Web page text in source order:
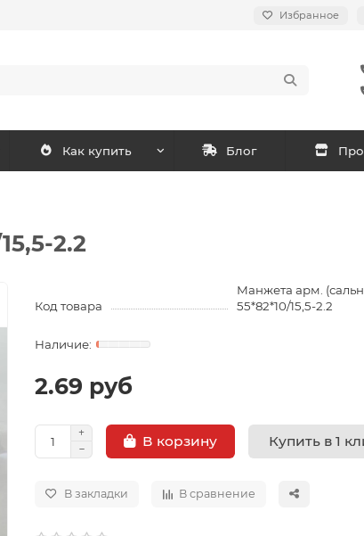
Избранное
Как купить Блог
2.2
Код товара
Манжета арм.
55*82*10/15,5-2.2
2.69 руб
В корзину Купить в 1
В закладки В сравнение